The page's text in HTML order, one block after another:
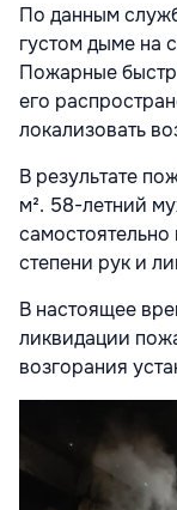
По данным
густом дыме на
Пожарные
его
локализовать
В результате
м². 58-летний
степени рук и
В настоящее
ликвидации
возгорания